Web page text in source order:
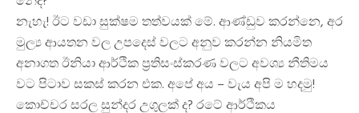
නැහැ! ඊට වඩා සුක්ෂම තත්වයක් මේ. ආණ්ඩුව කරන්නෙ, අර
මුල්‍ය ආයතන වල උපදෙස් වලට අනුව කරන්න නියමිත
අනාගත ඊනියා ආර්ථික ප්‍රතිසංස්කරණ වලට අවශ්‍ය නීතිමය
වට පිටාව සකස් කරන එක. අපේ අය – වැය අපි ම හදමු!
කොච්චර සරල සුන්දර උගුලක් ද? රටේ ආර්ථිකය